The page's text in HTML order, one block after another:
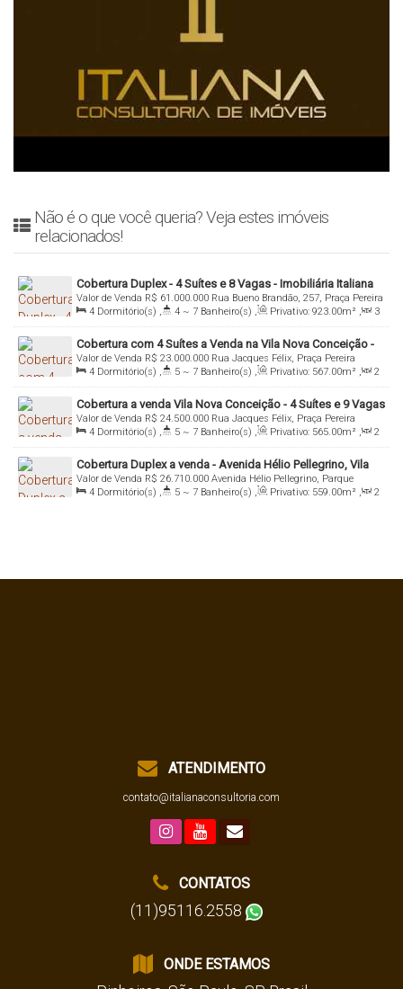
Não é o que você queria? Veja estes imóveis
relacionados!
Cobertura Duplex - 4 Suítes e 8 Vagas - Imobiliária Italiana
Consultoria
R$ 61.000.000
Valor de Venda
Rua Bueno Brandão, 257, Praça Pereira
Coutinho, 04509-021, Vila Nova Conceição, São Paulo, São Paulo,
Brasil
4 Dormitório(s) , 4 ~ 7 Banheiro(s) , Privativo: 923.00m² ,
3
Sala(s) , 3 Suíte(s) , Total: 923.00m² , 8 Vaga(s) ,
Útil:
923.00m²
Cobertura com 4 Suítes a Venda na Vila Nova Conceição -
São Paulo
R$ 23.000.000
Valor de Venda
Rua Jacques Félix, Praça Pereira
Coutinho, 04509-001, Vila Nova Conceição, São Paulo, São Paulo,
Brasil
4 Dormitório(s) , 5 ~ 7 Banheiro(s) , Privativo: 567.00m² ,
2
~ 3 Sala(s) , 4 Suíte(s) , Total: 567.00m² , 9 Vaga(s) ,
Útil:
567.00m²
Cobertura a venda Vila Nova Conceição - 4 Suítes e 9 Vagas
R$ 24.500.000
Valor de Venda
Rua Jacques Félix, Praça Pereira
Coutinho, 04509-001, Vila Nova Conceição, São Paulo, São Paulo,
Brasil
4 Dormitório(s) , 5 ~ 7 Banheiro(s) , Privativo: 565.00m² ,
2
~ 3 Sala(s) , 4 Suíte(s) , Total: 565.00m² , 9 Vaga(s) ,
Útil:
565.00m²
Cobertura Duplex a venda - Avenida Hélio Pellegrino, Vila
Nova Conceição - São Paulo
R$ 26.710.000
Valor de Venda
Avenida Hélio Pellegrino, Parque
Ibirapuera, 04513-100, Vila Nova Conceição, São Paulo, São Paulo,
4 Dormitório(s) , 5 ~ 7 Banheiro(s) , Privativo: 559.00m² ,
2
ATENDIMENTO
contato@italianaconsultoria.com
CONTATOS
(11)95116.2558
ONDE ESTAMOS